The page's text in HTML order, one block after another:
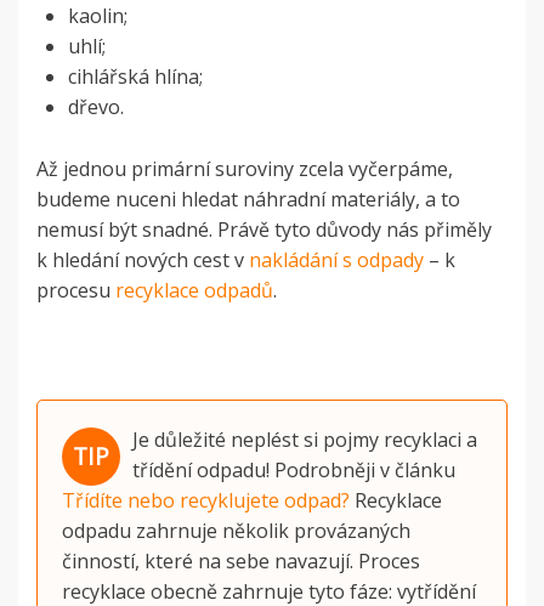
kaolin;
uhlí;
cihlářská hlína;
dřevo.
Až jednou primární suroviny zcela vyčerpáme,
budeme nuceni hledat náhradní materiály, a to
nemusí být snadné. Právě tyto důvody nás přiměly
k hledání nových cest v nakládání s odpady – k
procesu recyklace odpadů.
Je důležité neplést si pojmy recyklaci a
třídění odpadu! Podrobněji v článku
Třídíte nebo recyklujete odpad? Recyklace
odpadu zahrnuje několik provázaných
činností, které na sebe navazují. Proces
recyklace obecně zahrnuje tyto fáze: vytřídění